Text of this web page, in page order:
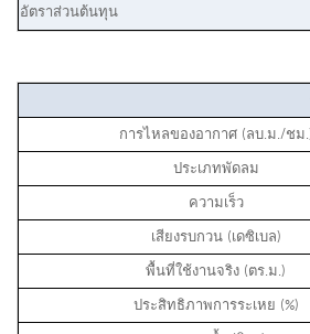
อัตราส่วนต้นทุน
การไหลของอากาศ (ลบ.ม./ชม
ประเภทพัดลม
ความเร็ว
เสียงรบกวน (เดซิเบล)
พื้นที่ใช้งานจริง (ตร.ม.)
ประสิทธิภาพการระเหย (%)